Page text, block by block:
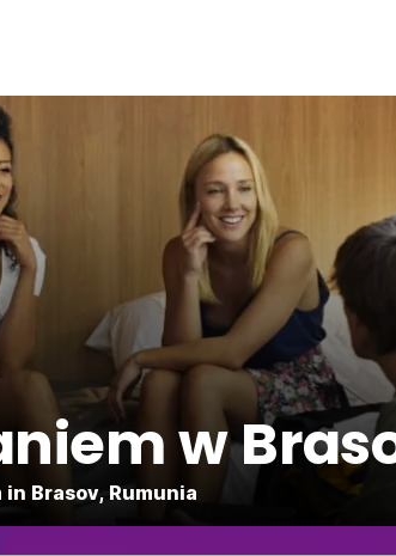
w
Brasov, Rumunia